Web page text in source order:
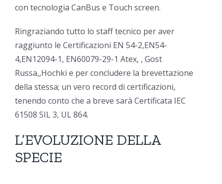
con tecnologia CanBus e Touch screen.
Ringraziando tutto lo staff tecnico per aver
raggiunto le Certificazioni EN 54-2,EN54-
4,EN12094-1, EN60079-29-1 Atex, , Gost
Russa,,Hochki e per concludere la brevettazione
della stessa; un vero record di certificazioni,
tenendo conto che a breve sarà Certificata IEC
61508 SIL 3, UL 864.
L’EVOLUZIONE DELLA
SPECIE